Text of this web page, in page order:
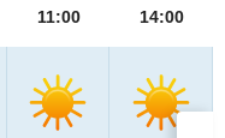
11:00
14:00